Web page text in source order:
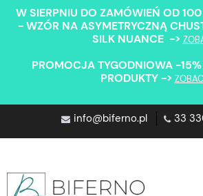
W SIERPNIU DO ZAMÓWIEŃ OD
- WZÓR NA ASYMETRYCZNĄ
SILK NUANCE ->
PROMOCJA TYGODNIOWA -
PRODUKTY ->
info@biferno.pl 33